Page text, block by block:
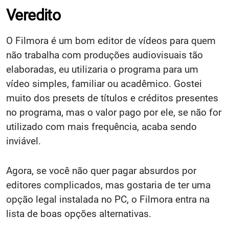
Veredito
O Filmora é um bom editor de vídeos para quem
não trabalha com produções audiovisuais tão
elaboradas, eu utilizaria o programa para um
vídeo simples, familiar ou acadêmico. Gostei
muito dos presets de títulos e créditos presentes
no programa, mas o valor pago por ele, se não for
utilizado com mais frequência, acaba sendo
inviável.
Agora, se você não quer pagar absurdos por
editores complicados, mas gostaria de ter uma
opção legal instalada no PC, o Filmora entra na
lista de boas opções alternativas.